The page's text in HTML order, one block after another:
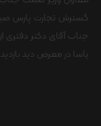
گسترش تجارت پارس
جناب آقای دکتر دفتری
یاسا در معرض دید